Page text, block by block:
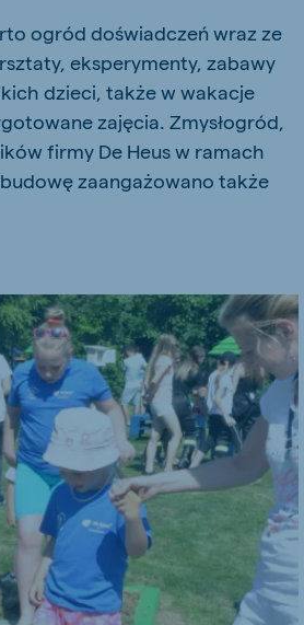
ogród doświadczeń wraz ze
eksperymenty, zabawy
dzieci, także w wakacje
zajęcia. Zmysłogród,
firmy De Heus w ramach
zaangażowano także